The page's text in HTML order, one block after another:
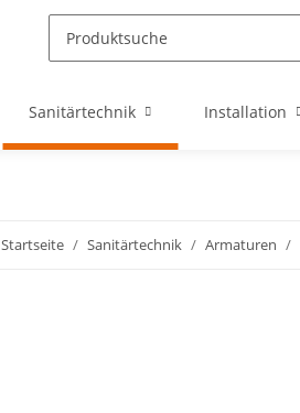
Sanitärtechnik Installation
Startseite Sanitärtechnik Armaturen